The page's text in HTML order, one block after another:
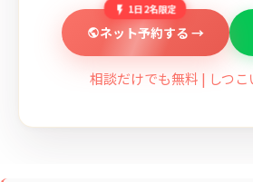
1日2名限定
ネット予約する →
相談だけでも無料 | しつ